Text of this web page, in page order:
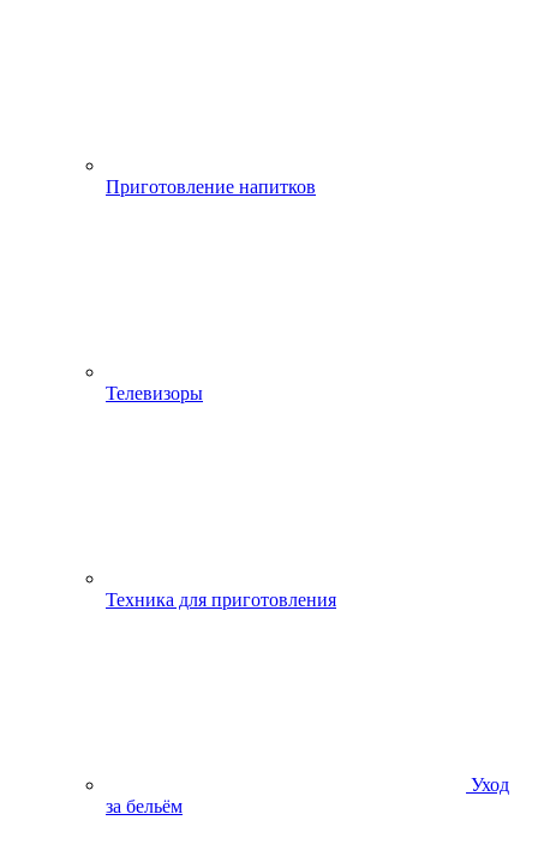
Приготовление напитков
Телевизоры
Техника для приготовления
Уход
за бельём